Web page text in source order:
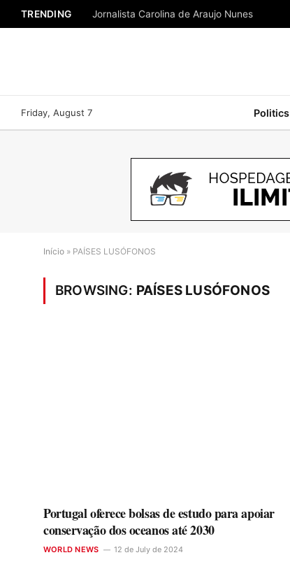
TRENDING Jornalista Carolina de Araujo Nunes
Friday, August 7 Politics
Início » PAÍSES LUSÓFONOS
BROWSING: PAÍSES LUSÓFONOS
Portugal oferece bolsas de estudo para apoiar
conservação dos oceanos até 2030
WORLD NEWS 12 de July de 2024